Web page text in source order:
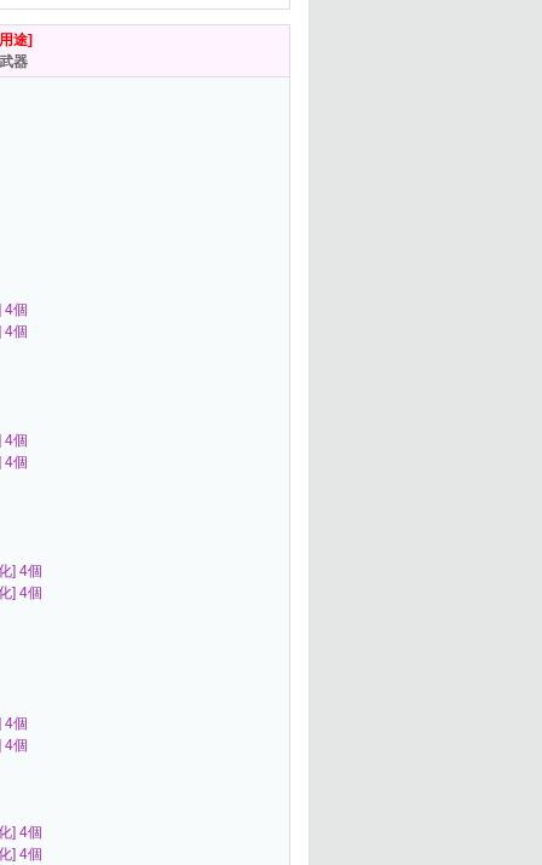
途]
武器
4個
4個
4個
4個
] 4個
] 4個
4個
4個
] 4個
] 4個